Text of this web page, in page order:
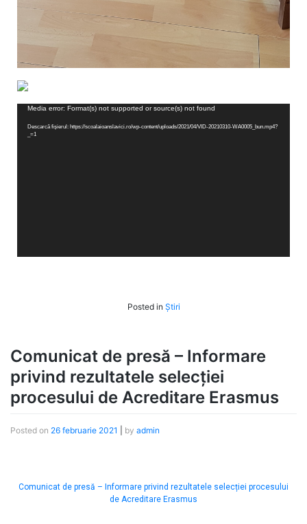
Player
Media error: Format(s) not supported or source(s) not found
Descarcă fișierul: https://scoalaioanslavici.ro/wp-content/uploads/2021/04/VID-20210310-WA0005_bun.mp4?
_=1
Posted in Știri
Comunicat de presă – Informare
privind rezultatele selecției
procesului de Acreditare Erasmus
Posted on 26 februarie 2021 by admin
Comunicat de presă – Informare privind rezultatele selecției procesului
de Acreditare Erasmus